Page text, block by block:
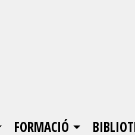
FORMACIÓ